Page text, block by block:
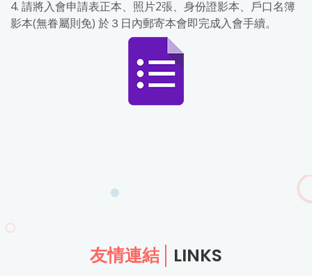
4. 請將入會申請表正本、照片2張、身份證影本、戶口名簿
影本(無眷屬則免) 於３日內郵寄本會即完成入會手續。
友情連結 LINKS